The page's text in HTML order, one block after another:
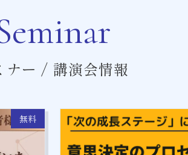
ナー / 講演会情報
無料